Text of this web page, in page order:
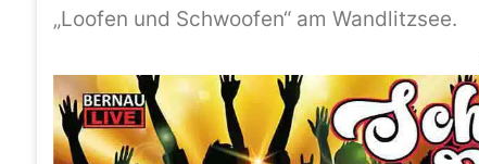
„Loofen und Schwoofen“ am Wandlitzsee.